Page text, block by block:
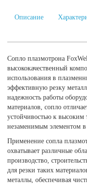
Описание
Сопло плазмотрона
высококачественный
использования в
эффективную резку
надежность работы
материалов, сопло
устойчивостью к высоким
незаменимым элементом в
Применение сопла
охватывает различные
производство,
для резки таких
металлы, обеспечивая